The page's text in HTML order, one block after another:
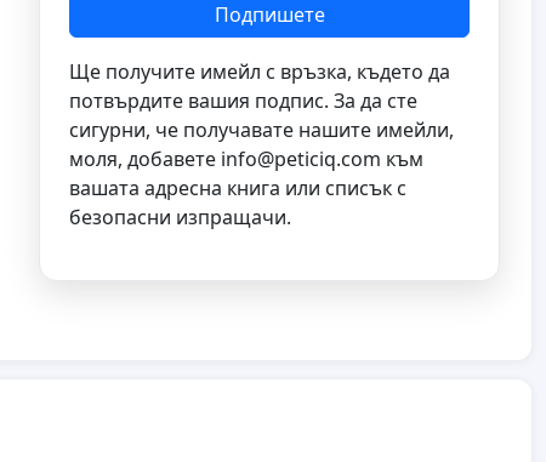
Подпишете
Ще получите имейл с връзка, където да
потвърдите вашия подпис. За да сте
сигурни, че получавате нашите имейли,
моля, добавете info@peticiq.com към
вашата адресна книга или списък с
безопасни изпращачи.